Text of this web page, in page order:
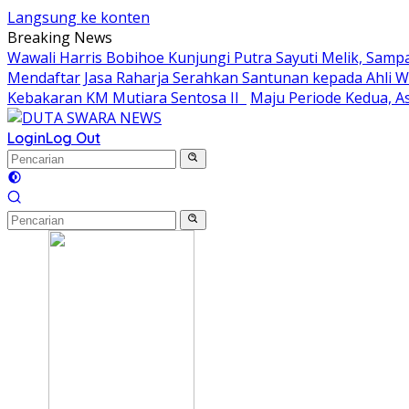
Langsung ke konten
Breaking News
Wawali Harris Bobihoe Kunjungi Putra Sayuti Melik,
Mendaftar Jasa Raharja Serahkan Santunan kepada Ahli
Kebakaran KM Mutiara Sentosa II
Maju Periode Kedua,
LoginLog Out